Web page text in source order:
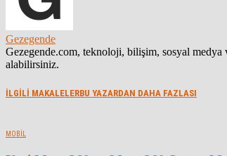
Gezegende
Gezegende.com, teknoloji, bilişim, sosyal medya
alabilirsiniz.
İLGİLİ MAKALELERBU YAZARDAN DAHA FAZLASI
MOBIL